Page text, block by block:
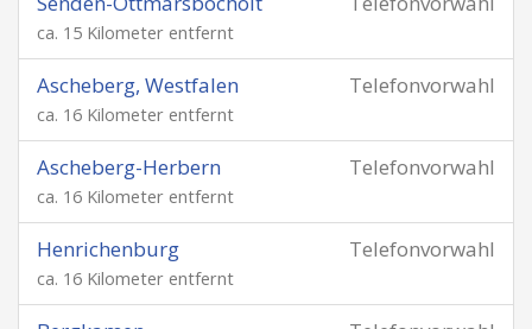
ca. 15 Kilometer entfernt
Telefonvorwahl
Ascheberg, Westfalen
ca. 16 Kilometer entfernt
Telefonvorwahl
Ascheberg-Herbern
ca. 16 Kilometer entfernt
Telefonvorwahl
Henrichenburg
ca. 16 Kilometer entfernt